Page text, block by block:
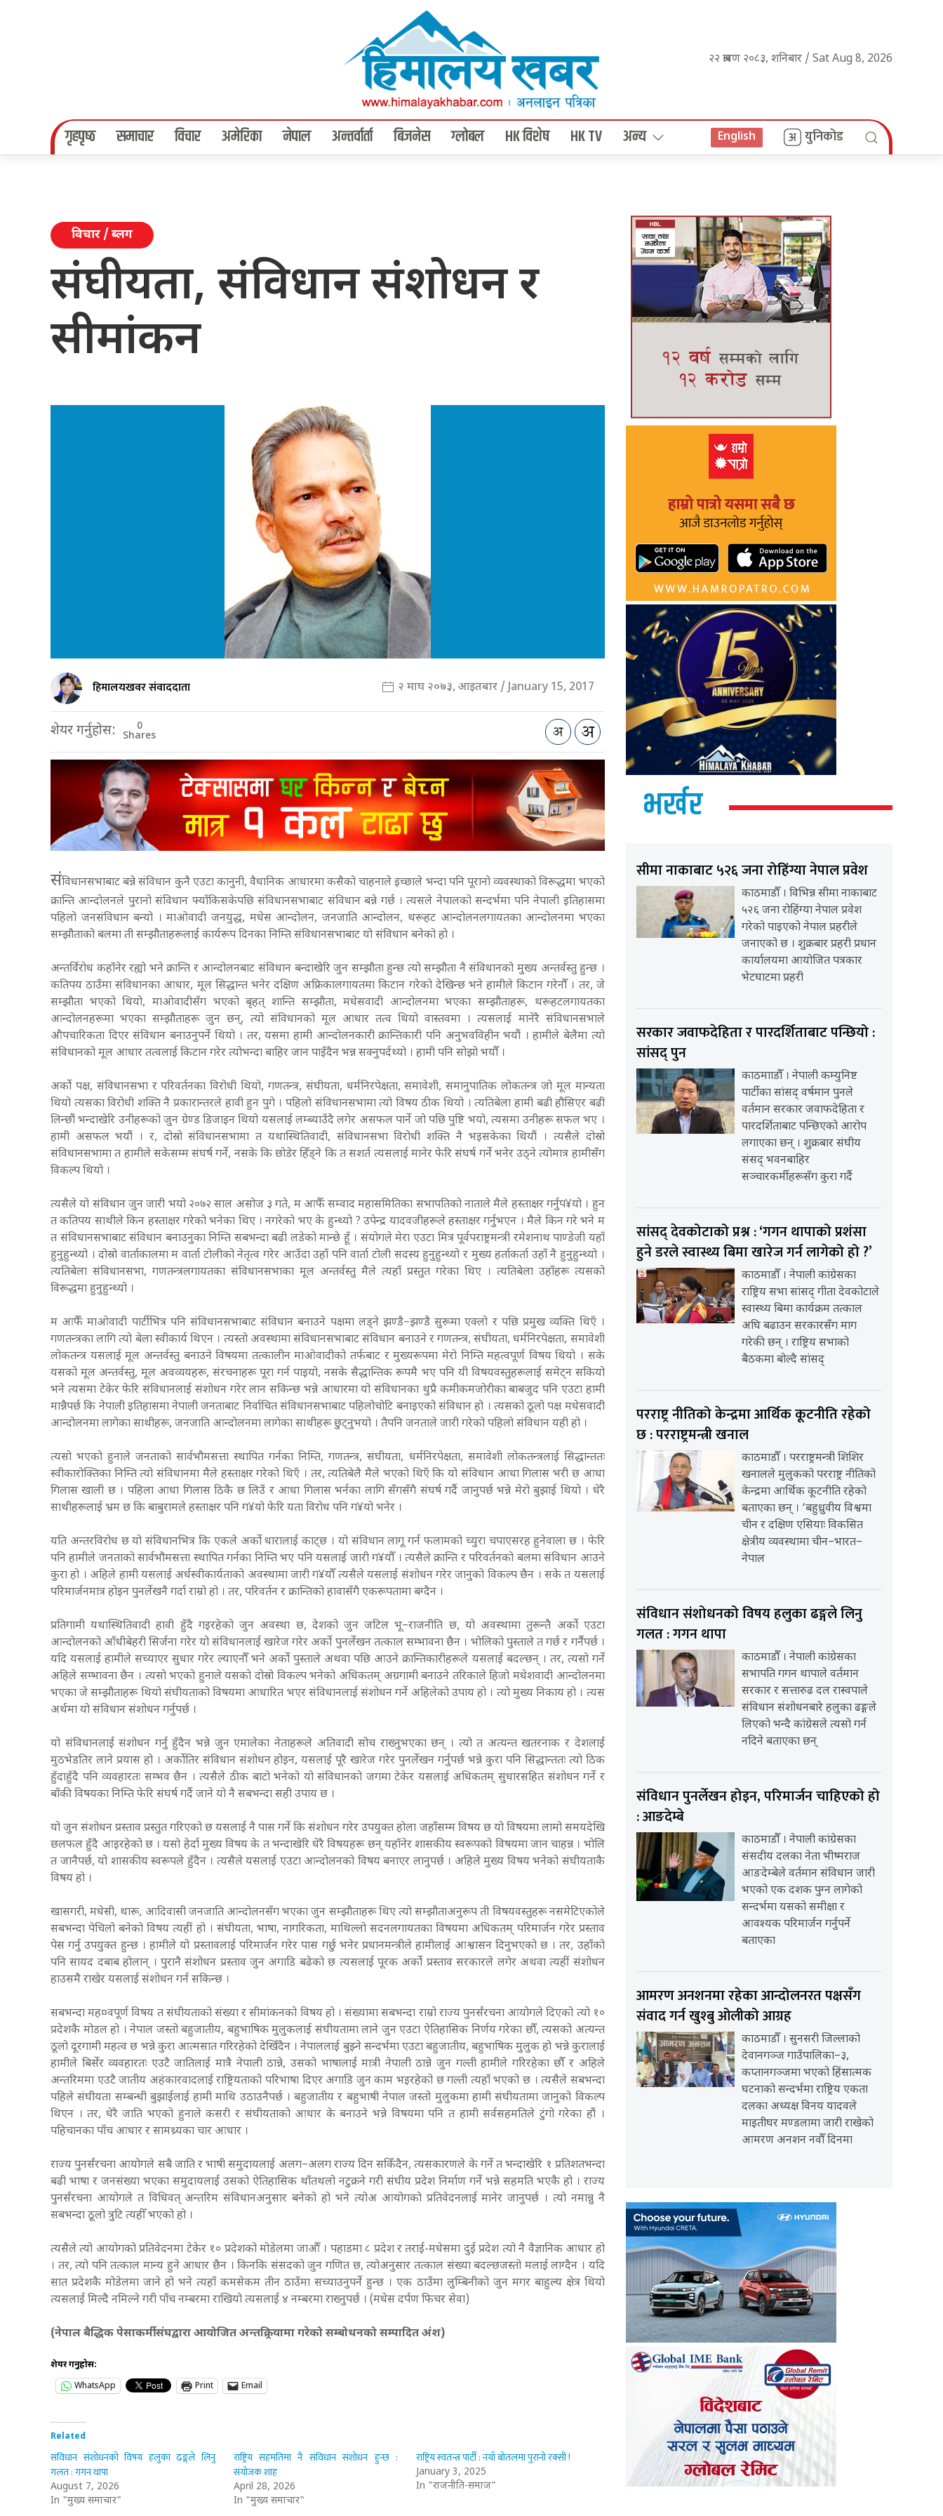
२२ श्रावण २०८३, शनिबार / Sat Aug 8, 2026
गृहपृष्‍ठ समाचार विचार अमेरिका नेपाल अन्तर्वार्ता बिजनेस ग्लोबल HK विशेष HK TV अन्य English युनिकोड
विचार / ब्लग
संघीयता, संविधान संशोधन र
सीमांकन
हिमालयखवर संवाददाता २ माघ २०७३, आइतबार / January 15, 2017
शेयर गर्नुहोस: 0
Shares
संविधानसभाबाट बन्ने संविधान कुनै एउटा कानुनी, वैधानिक आधारमा कसैको चाहनाले इच्छाले भन्दा पनि पूरानो व्यवस्थाको विरूद्धमा भएको
क्रान्ति आन्दोलनले पुरानो संविधान फ्याँकिसकेपछि संविधानसभाबाट संविधान बन्ने गर्छ । त्यसले नेपालको सन्दर्भमा पनि नेपाली इतिहासमा
पहिलो जनसंविधान बन्यो । माओवादी जनयुद्ध, मधेस आन्दोलन, जनजाति आन्दोलन, थरूहट आन्दोलनलगायतका आन्दोलनमा भएका
सम्झौताको बलमा ती सम्झौताहरूलाई कार्यरूप दिनका निम्ति संविधानसभाबाट यो संविधान बनेको हो ।
अन्तर्विरोध कहाँनेर रह्यो भने क्रान्ति र आन्दोलनबाट संविधान बन्दाखेरि जुन सम्झौता हुन्छ त्यो सम्झौता नै संविधानको मुख्य अन्तर्वस्तु हुन्छ ।
कतिपय ठाउँमा संविधानका आधार, मूल सिद्धान्त भनेर दक्षिण अफ्रिकालगायतमा किटान गरेको देखिन्छ भने हामीले किटान गरेनौँ । तर, जे
सम्झौता भएको थियो, माओवादीसँग भएको बृहत् शान्ति सम्झौता, मधेसवादी आन्दोलनमा भएका सम्झौताहरू, थरूहटलगायतका
आन्दोलनहरूमा भएका सम्झौताहरू जुन छन्, त्यो संविधानको मूल आधार तत्व थियो वास्तवमा । त्यसलाई मानेरै संविधानसभाले
औपचारिकता दिएर संविधान बनाउनुपर्ने थियो । तर, यसमा हामी आन्दोलनकारी क्रान्तिकारी पनि अनुभवविहीन भयौं । हामीले बेलैमा त्यो
संविधानको मूल आधार तत्वलाई किटान गरेर त्योभन्दा बाहिर जान पाइँदैन भन्न सक्नुपर्दथ्यो । हामी पनि सोझो भयौँ ।
अर्को पक्ष, संविधानसभा र परिवर्तनका विरोधी थियो, गणतन्त्र, संघीयता, धर्मनिरपेक्षता, समावेशी, समानुपातिक लोकतन्त्र जो मूल मान्यता
थियो त्यसका विरोधी शक्ति नै प्रकारान्तरले हावी हुन पुगे । पहिलो संविधानसभामा त्यो विषय ठीक थियो । त्यतिबेला हामी बढी हौसिएर बढी
लिन्छौं भन्दाखेरि उनीहरूको जुन ग्रेण्ड डिजाइन थियो यसलाई लम्ब्याउँदै लगेर असफल पार्ने जो पछि पुष्टि भयो, त्यसमा उनीहरू सफल भए ।
हामी असफल भयौं । र, दोस्रो संविधानसभामा त यथास्थितिवादी, संविधानसभा विरोधी शक्ति नै भइसकेका थियौं । त्यसैले दोस्रो
संविधानसभामा त हामीले सकेसम्म संघर्ष गर्ने, नसके कि छोडेर हिँड्ने कि त सशर्त त्यसलाई मानेर फेरि संघर्ष गर्ने भनेर उठ्ने त्योमात्र हामीसँग
विकल्प थियो ।
त्यसैले यो संविधान जुन जारी भयो २०७२ साल असोज ३ गते, म आफैँ सम्वाद महासमितिका सभापतिको नाताले मैले हस्ताक्षर गर्नुप¥यो । हुन
त कतिपय साथीले किन हस्ताक्षर गरेको भनेका थिए । नगरेको भए के हुन्थ्यो ? उपेन्द्र यादवजीहरूले हस्ताक्षर गर्नुभएन । मैले किन गरे भने म
त संविधानसभाबाट संविधान बनाउनुका निम्ति सबभन्दा बढी लडेको मान्छे हूँ । संयोगले मेरा एउटा मित्र पूर्वपराष्ट्रमन्त्री रमेशनाथ पाण्डेजी यहाँ
हुनुहुन्थ्यो । दोस्रो वार्ताकालमा म वार्ता टोलीको नेतृत्व गरेर आउँदा उहाँ पनि वार्ता टोली सदस्य हुनुहुन्थ्यो र मुख्य हर्ताकर्ता उहाँ नै हुनुहुन्थ्यो ।
त्यतिबेला संविधानसभा, गणतन्त्रलगायतका संविधानसभाका मूल अन्तर्वस्तु मैले त्यहाँ प्रस्तुत गरेका थिए । त्यतिबेला उहाँहरू त्यसको
विरूद्धमा हुनुहुन्थ्यो ।
म आफैँ माओवादी पार्टीभित्र पनि संविधानसभाबाट संविधान बनाउने पक्षमा लड्ने झण्डै–झण्डै सुरूमा एक्लो र पछि प्रमुख व्यक्ति थिएँ ।
गणतन्त्रका लागि त्यो बेला स्वीकार्य थिएन । त्यस्तो अवस्थामा संविधानसभाबाट संविधान बनाउने र गणतन्त्र, संघीयता, धर्मनिरपेक्षता, समावेशी
लोकतन्त्र यसलाई मूल अन्तर्वस्तु बनाउने विषयमा तत्कालीन माओवादीको तर्फबाट र मुख्यरूपमा मेरो निम्ति महत्वपूर्ण विषय थियो । सके
यसको मूल अन्तर्वस्तु, मूल अवव्ययहरू, संरचनाहरू पूरा गर्न पाइयो, नसके सैद्धान्तिक रूपमै भए पनि यी विषयवस्तुहरूलाई समेट्न सकियो
भने त्यसमा टेकेर फेरि संविधानलाई संशोधन गरेर लान सकिन्छ भन्ने आधारमा यो संविधानका थुप्रै कमीकमजोरीका बाबजुद पनि एउटा हामी
मान्नैपर्छ कि नेपाली इतिहासमा नेपाली जनताबाट निर्वाचित संविधानसभाबाट पहिलोचोटि बनाइएको संविधान हो । त्यसको ठूलो पक्ष मधेसवादी
आन्दोलनमा लागेका साथीहरू, जनजाति आन्दोलनमा लागेका साथीहरू छुट्नुभयो । तैपनि जनताले जारी गरेको पहिलो संविधान यही हो ।
त्यसो भएको हुनाले जनताको सार्वभौमसत्ता स्थापित गर्नका निम्ति, गणतन्त्र, संघीयता, धर्मनिरपेक्षता, समावेशी लोकतन्त्रलाई सिद्धान्ततः
स्वीकारोक्तिका निम्ति त्यो संविधानमा मैले हस्ताक्षर गरेको थिएँ । तर, त्यतिबेलै मैले भएको थिएँ कि यो संविधान आधा गिलास भरी छ आधा
गिलास खाली छ । पहिला आधा गिलास ठिकै छ लिउँ र आधा गिलास भर्नका लागि सँगसँगै संघर्ष गर्दै जानुपर्छ भन्ने मेरो बुझाई थियो । धेरै
साथीहरूलाई भ्रम छ कि बाबुरामले हस्ताक्षर पनि ग¥यो फेरि यता विरोध पनि ग¥यो भनेर ।
यति अन्तरविरोध छ यो संविधानभित्र कि एकले अर्को धारालाई काट्छ । यो संविधान लागू गर्न फलामको च्युरा चपाएसरह हुनेवाला छ । फेरि
पनि हामीले जनताको सार्वभौमसत्ता स्थापित गर्नका निम्ति भए पनि यसलाई जारी ग¥यौँ । त्यसैले क्रान्ति र परिवर्तनको बलमा संविधान आउने
कुरा हो । अहिले हामी यसलाई अर्धस्वीकार्यताको अवस्थामा जारी ग¥यौँ त्यसैले यसलाई संशोधन गरेर जानुको विकल्प छैन । सके त यसलाई
परिमार्जनमात्र होइन पुनर्लेखनै गर्दा राम्रो हो । तर, परिवर्तन र क्रान्तिको हावासँगै एकरूपतामा बग्दैन ।
प्रतिगामी यथास्थितिवादी हावी हुँदै गइरहेको जुन अवस्था छ, देशको जुन जटिल भू–राजनीति छ, यो अवस्थामा तुरून्तै अर्को एउटा
आन्दोलनको आँधीबेहरी सिर्जना गरेर यो संविधानलाई खारेज गरेर अर्को पुनर्लेखन तत्काल सम्भावना छैन । भोलिको पुस्ताले त गर्छ र गर्नैपर्छ ।
यदि यसलाई हामीले सच्याएर सुधार गरेर ल्याएनौँ भने अर्को पुस्ताले अथवा पछि आउने क्रान्तिकारीहरूले यसलाई बदल्छन् । तर, त्यसो गर्ने
अहिले सम्भावना छैन । त्यसो भएको हुनाले यसको दोस्रो विकल्प भनेको अधिकतम् अग्रगामी बनाउने तरिकाले हिजो मधेशवादी आन्दोलनमा
भएका जे सम्झौताहरू थियो संघीयताको विषयमा आधारित भएर संविधानलाई संशोधन गर्ने अहिलेको उपाय हो । त्यो मुख्य निकाय हो । त्यस
अर्थमा यो संविधान संशोधन गर्नुपर्छ ।
यो संविधानलाई संशोधन गर्नु हुँदैन भन्ने जुन एमालेका नेताहरूले अतिवादी सोच राख्नुभएका छन् । त्यो त अत्यन्त खतरनाक र देशलाई
मुठभेडतिर लाने प्रयास हो । अर्कोतिर संविधान संशोधन होइन, यसलाई पूरै खारेज गरेर पुनर्लेखन गर्नुपर्छ भन्ने कुरा पनि सिद्धान्ततः त्यो ठिक
हुँदाहुँदै पनि व्यवहारतः सम्भव छैन । त्यसैले ठीक बाटो भनेको यो संविधानको जगमा टेकेर यसलाई अधिकतम् सुधारसहित संशोधन गर्ने र
बाँकी विषयका निम्ति फेरि संघर्ष गर्दै जाने यो नै सबभन्दा सही उपाय छ ।
यो जुन संशोधन प्रस्ताव प्रस्तुत गरिएको छ यसलाई नै पास गर्ने कि संशोधन गरेर उपयुक्त होला जहाँसम्म विषय छ यो विषयमा लामो समयदेखि
छलफल हुँदै आइरहेको छ । यसो हेर्दा मुख्य विषय के त भन्दाखेरि धेरै विषयहरू छन् यहाँनेर शासकीय स्वरूपको विषयमा जान चाहन्न । भोलि
त जानैपर्छ, यो शासकीय स्वरूपले हुँदैन । त्यसैले यसलाई एउटा आन्दोलनको विषय बनाएर लानुपर्छ । अहिले मुख्य विषय भनेको संघीयताकै
विषय हो ।
खासगरी, मधेसी, थारू, आदिवासी जनजाति आन्दोलनसँग भएका जुन सम्झौताहरू थिए त्यो सम्झौताअनुरूप ती विषयवस्तुहरू नसमेटिएकोले
सबभन्दा पेचिलो बनेको विषय त्यहीं हो । संघीयता, भाषा, नागरिकता, माथिल्लो सदनलगायतका विषयमा अधिकतम् परिमार्जन गरेर प्रस्ताव
पेस गर्नु उपयुक्त हुन्छ । हामीले यो प्रस्तावलाई परिमार्जन गरेर पास गर्छु भनेर प्रधानमन्त्रीले हामीलाई आश्वासन दिनुभएको छ । तर, उहाँको
पनि सायद दबाब होलान् । पुरानै संशोधन प्रस्ताव जुन अगाडि बढेको छ त्यसलाई पूरक अर्को प्रस्ताव सरकारले लगेर अथवा त्यहीं संशोधन
हाउसमै राखेर यसलाई संशोधन गर्न सकिन्छ ।
सबभन्दा मह¤वपूर्ण विषय त संघीयताको संख्या र सीमांकनको विषय हो । संख्यामा सबभन्दा राम्रो राज्य पुनर्संरचना आयोगले दिएको त्यो १०
प्रदेशकै मोडल हो । नेपाल जस्तो बहुजातीय, बहुभाषिक मुलुकलाई संघीयतामा लाने जुन एउटा ऐतिहासिक निर्णय गरेका छौँ, त्यसको अत्यन्त
ठूलो दूरगामी महत्व छ भन्ने कुरा आत्मसात गरिरहेको देखिँदैन । नेपाललाई बुझ्ने सन्दर्भमा एउटा बहुजातीय, बहुभाषिक मुलुक हो भन्ने कुरालाई
हामीले बिर्सेर व्यवहारतः एउटै जातिलाई मात्रै नेपाली ठान्ने, उसको भाषालाई मात्री नेपाली ठान्ने जुन गल्ती हामीले गरिरहेका छौँ र अहिले
अन्तरिममा एउटै जातीय अहंकारवादलाई राष्ट्रियताको परिभाषा दिएर अगाडि जुन काम भइरहेको छ गल्ती त्यहाँ भएको छ । त्यसैले सबभन्दा
पहिले संघीयता सम्बन्धी बुझाईलाई हामी माथि उठाउनैपर्छ । बहुजातीय र बहुभाषी नेपाल जस्तो मुलुकमा हामी संघीयतामा जानुको विकल्प
थिएन । तर, धेरै जाति भएको हुनाले कसरी र संघीयताको आधार के बनाउने भन्ने विषयमा पनि त हामी सर्वसहमतिले टुंगो गरेका हौं ।
पहिचानका पाँच आधार र सामथ्र्यका चार आधार ।
राज्य पुनर्संरचना आयोगले सबै जाति र भाषी समुदायलाई अलग–अलग राज्य दिन सकिँदैन, त्यसकारणले के गर्ने त भन्दाखेरि १ प्रतिशतभन्दा
बढी भाषा र जनसंख्या भएका समुदायलाई उसको ऐतिहासिक थाँतथलो नटुक्रने गरी संघीय प्रदेश निर्माण गर्ने भन्ने सहमति भएकै हो । राज्य
पुनर्संरचना आयोगले त विधिवत् अन्तरिम संविधानअनुसार बनेको हो भने त्योअ आयोगको प्रतिवेदनलाई मानेर जानुपर्छ । त्यो नमान्नु नै
सबभन्दा ठूलो त्रुटि त्यहीँ भएको हो ।
त्यसैले त्यो आयोगको प्रतिवेदनमा टेकेर १० प्रदेशको मोडेलमा जाऔँ । पहाडमा ८ प्रदेश र तराई-मधेसमा दुई प्रदेश त्यो नै वैज्ञानिक आधार हो
। तर, त्यो पनि तत्काल मान्य हुने आधार छैन । किनकि संसदको जुन गणित छ, त्योअनुसार तत्काल संख्या बदल्छजस्तो मलाई लाग्दैन । यदि
सात प्रदेशकै मोडेलमा जाने हो भने त्यहाँ कमसेकम तीन ठाउँमा सच्याउनुपर्ने हुन्छ । एक ठाउँमा लुम्बिनीको जुन मगर बाहुल्य क्षेत्र थियो
त्यसलाई मिल्दै नमिल्ने गरी पाँच नम्बरमा राखियो त्यसलाई ४ नम्बरमा राख्नुपर्छ । (मधेस दर्पण फिचर सेवा)
(नेपाल बैद्धिक पेसाकर्मी संघद्वारा आयोजित अन्तक्र्रियामा गरेको सम्बोधनको सम्पादित अंश)
शेयर गर्नुहोस:
WhatsApp
Print Email
Related
संविधान संशोधनको विषय हलुका ढङ्गले लिनु
गलत : गगन थापा
August 7, 2026
In "मुख्य समाचार"
राष्ट्रिय सहमतिमा नै संविधान संशोधन हुन्छ :
संयोजक शाह
April 28, 2026
In "मुख्य समाचार"
राष्ट्रिय स्वतन्त्र पार्टी : नयाँ बोतलमा पुरानो रक्सी !
January 3, 2025
In "राजनीति-समाज"
भर्खर
सीमा नाकाबाट ५२६ जना रोहिंग्या नेपाल प्रवेश
काठमाडौँ । विभिन्न सीमा नाकाबाट
५२६ जना रोहिंग्या नेपाल प्रवेश
गरेको पाइएको नेपाल प्रहरीले
जनाएको छ । शुक्रबार प्रहरी प्रधान
कार्यालयमा आयोजित पत्रकार
भेटघाटमा प्रहरी
सरकार जवाफदेहिता र पारदर्शिताबाट पन्छियो :
सांसद् पुन
काठमााडौँ । नेपाली कम्युनिष्ट
पार्टीका सांसद् वर्षमान पुनले
वर्तमान सरकार जवाफदेहिता र
पारदर्शिताबाट पन्छिएको आरोप
लगाएका छन् । शुक्रबार संघीय
संसद् भवनबाहिर
सञ्चारकर्मीहरूसँग कुरा गर्दै
सांसद् देवकोटाको प्रश्न : ‘गगन थापाको प्रशंसा
हुने डरले स्वास्थ्य बिमा खारेज गर्न लागेको हो ?’
काठमाडौँ । नेपाली कांग्रेसका
राष्ट्रिय सभा सांसद् गीता देवकोटाले
स्वास्थ्य बिमा कार्यक्रम तत्काल
अघि बढाउन सरकारसँग माग
गरेकी छन् । राष्ट्रिय सभाको
बैठकमा बोल्दै सांसद्
परराष्ट्र नीतिको केन्द्रमा आर्थिक कूटनीति रहेको
छ : परराष्ट्रमन्त्री खनाल
काठमाडौँ । परराष्ट्रमन्त्री शिशिर
खनालले मुलुकको परराष्ट्र नीतिको
केन्द्रमा आर्थिक कूटनीति रहेको
बताएका छन् । ‘बहुध्रुवीय विश्वमा
चीन र दक्षिण एसियाः विकसित
क्षेत्रीय व्यवस्थामा चीन–भारत–
नेपाल
संविधान संशोधनको विषय हलुका ढङ्गले लिनु
गलत : गगन थापा
काठमाडौँ । नेपाली कांग्रेसका
सभापति गगन थापाले वर्तमान
सरकार र सत्तारुढ दल रास्वपाले
संविधान संशोधनबारे हलुका ढङ्गले
लिएको भन्दै कांग्रेसले त्यसो गर्न
नदिने बताएका छन्
संविधान पुनर्लेखन होइन, परिमार्जन चाहिएको हो
: आङदेम्बे
काठमाडौँ । नेपाली कांग्रेसका
संसदीय दलका नेता भीष्मराज
आङदेम्बेले वर्तमान संविधान जारी
भएको एक दशक पुग्न लागेको
सन्दर्भमा यसको समीक्षा र
आवश्यक परिमार्जन गर्नुपर्ने
बताएका
आमरण अनशनमा रहेका आन्दोलनरत पक्षसँग
संवाद गर्न खुश्बु ओलीको आग्रह
काठमाडौँ । सुनसरी जिल्लाको
देवानगञ्ज गाउँपालिका–३,
कप्तानगञ्जमा भएको हिंसात्मक
घटनाको सन्दर्भमा राष्ट्रिय एकता
दलका अध्यक्ष विनय यादवले
माइतीघर मण्डलामा जारी राखेको
आमरण अनशन नवौँ दिनमा